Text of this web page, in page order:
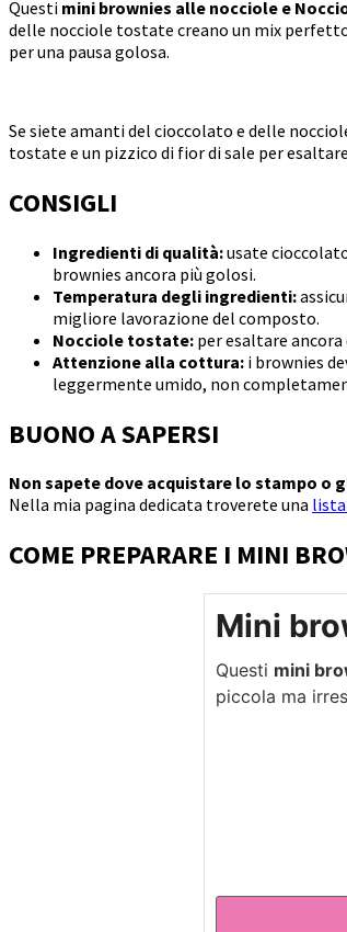
Questi mini brownies alle nocciole e
delle nocciole tostate creano un mix
per una pausa golosa.
Se siete amanti del cioccolato e delle
tostate e un pizzico di fior di sale per
CONSIGLI
Ingredienti di qualità:usate
brownies ancora più golosi.
Temperatura degli ingredienti:
migliore lavorazione del composto.
Nocciole tostate: per esaltare
Attenzione alla cottura: i brownies
leggermente umido, non
BUONO A SAPERSI
Non sapete dove acquistare lo stampo
Nella mia pagina dedicata troverete una
COME PREPARARE I MINI
Mini
Questi mini
piccola ma